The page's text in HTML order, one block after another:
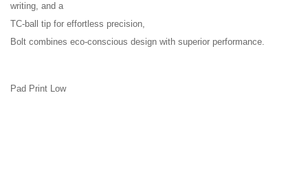
writing, and a
TC-ball tip for effortless precision,
Bolt combines eco-conscious design with superior performance.
Pad Print Low